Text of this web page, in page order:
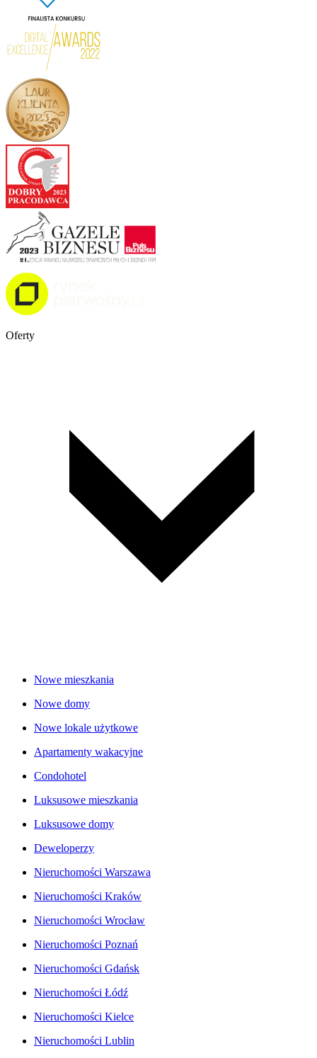
Oferty
Nowe mieszkania
Nowe domy
Nowe lokale użytkowe
Apartamenty wakacyjne
Condohotel
Luksusowe mieszkania
Luksusowe domy
Deweloperzy
Nieruchomości Warszawa
Nieruchomości Kraków
Nieruchomości Wrocław
Nieruchomości Poznań
Nieruchomości Gdańsk
Nieruchomości Łódź
Nieruchomości Kielce
Nieruchomości Lublin